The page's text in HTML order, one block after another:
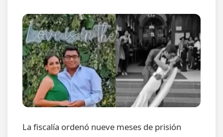
La fiscalía ordenó nueve meses de prisión